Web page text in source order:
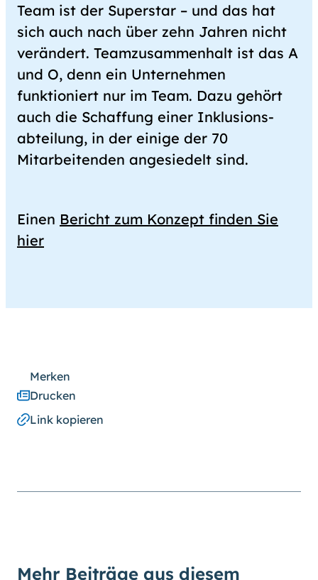
Team ist der Super­star – und das hat
sich auch nach über zehn Jahren nicht
verändert. Team­zusammen­halt ist das A
und O, denn ein Unternehmen
funktioniert nur im Team. Dazu gehört
auch die Schaffung einer Inklusions­
abteilung, in der einige der 70
Mitarbeitenden angesiedelt sind.
Einen Bericht zum Konzept finden Sie
hier
Merken
Drucken
Link kopieren
Mehr Beiträge aus diesem